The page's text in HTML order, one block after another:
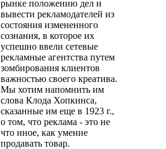
рынке положению дел и
вывести рекламодателей из
состояния измененного
сознания, в которое их
успешно ввели сетевые
рекламные агентства путем
зомбирования клиентов
важностью своего креатива.
Мы хотим напомнить им
слова Клода Хопкинса,
сказанные им еще в 1923 г.,
о том, что реклама - это не
что иное, как умение
продавать товар.